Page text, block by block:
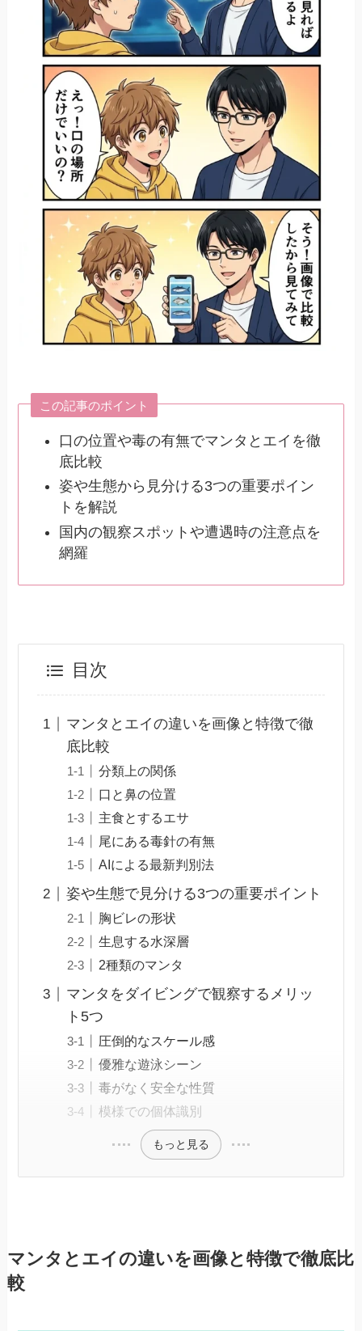
この記事のポイント
口の位置や毒の有無でマンタとエイを徹
底比較
姿や生態から見分ける3つの重要ポイン
トを解説
国内の観察スポットや遭遇時の注意点を
網羅
目次
マンタとエイの違いを画像と特徴で徹
底比較
分類上の関係
口と鼻の位置
主食とするエサ
尾にある毒針の有無
AIによる最新判別法
姿や生態で見分ける3つの重要ポイント
胸ビレの形状
生息する水深層
2種類のマンタ
マンタをダイビングで観察するメリッ
ト5つ
圧倒的なスケール感
優雅な遊泳シーン
毒がなく安全な性質
模様での個体識別
もっと見る
マンタとエイの違いを画像と特徴で徹底比
較